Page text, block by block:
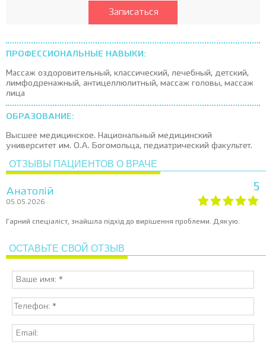
Записаться
ПРОФЕССИОНАЛЬНЫЕ НАВЫКИ:
Массаж оздоровительный, классический, лечебный, детский,
лимфодренажный, антицеллюлитный, массаж головы, массаж
лица
ОБРАЗОВАНИЕ:
Высшее медицинское. Национальный медицинский
университет им. О.А. Богомольца, педиатрический факультет.
ОТЗЫВЫ ПАЦИЕНТОВ О ВРАЧЕ
Анатолій
05.05.2026
5
Гарний спеціаліст, знайшла підхід до вирішення проблеми. Дякую.
ОСТАВЬТЕ СВОЙ ОТЗЫВ